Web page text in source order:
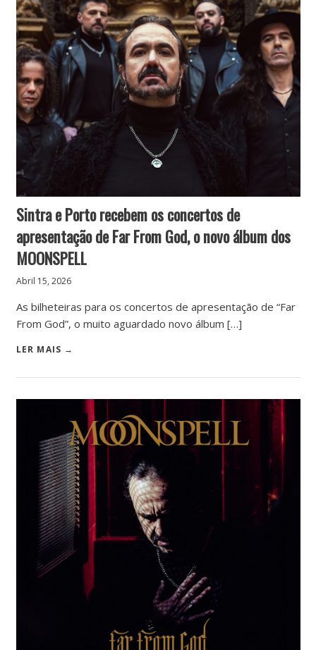
Sintra e Porto recebem os concertos de
apresentação de Far From God, o novo álbum dos
MOONSPELL
Abril 15, 2026
As bilheteiras para os concertos de apresentação de “Far
From God”, o muito aguardado novo álbum […]
LER MAIS →